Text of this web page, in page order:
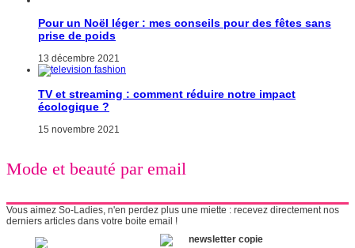
Pour un Noël léger : mes conseils pour des fêtes sans
prise de poids
13 décembre 2021
TV et streaming : comment réduire notre impact
écologique ?
15 novembre 2021
Mode et beauté par email
Vous aimez So-Ladies, n'en perdez plus une miette : recevez directement nos
derniers articles dans votre boite email !